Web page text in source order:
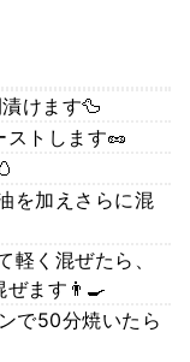
けます🦆
ストします🥜
を加えさらに混
く混ぜたら、
ぜます👨‍🍳
50分焼いたら